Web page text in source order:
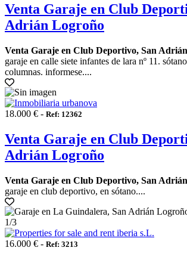
Venta Garaje en Club
Adrián Logroño
Venta Garaje en Club Deportivo, San
garaje en calle siete infantes de lara nº 11.
columnas. informese....
18.000 € - Ref: 12362
Venta Garaje en Club
Adrián Logroño
Venta Garaje en Club Deportivo, San
garaje en club deportivo, en sótano....
1/3
16.000 € - Ref: 3213